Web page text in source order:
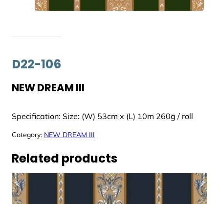
D22-106
NEW DREAM III
Specification: Size: (W) 53cm x (L) 10m 260g / roll
Category: NEW DREAM III
Related products